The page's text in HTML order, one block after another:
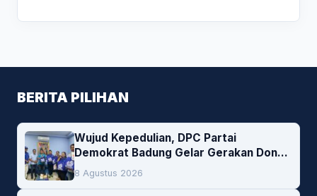
BERITA PILIHAN
Wujud Kepedulian, DPC Partai
Demokrat Badung Gelar Gerakan Donor
Darah
8 Agustus 2026